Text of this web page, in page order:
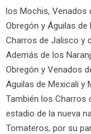
los Mochis, Venados
Obregón y Águilas
Charros de Jalisco y
Además de los
Obregón y Venados
Aguilas de Mexicali y
También los Charros
estadio de la nueva
Tomateros, por su